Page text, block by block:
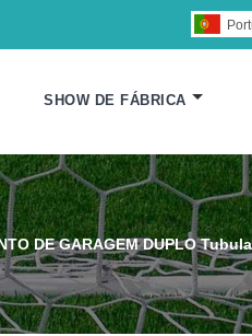
SHOW DE FÁBRICA
DE GARAGEM DUPLO